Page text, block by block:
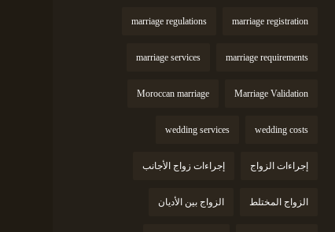
marriage registration
marriage regulations
marriage requirements
marriage services
Marriage Validation
Moroccan marriage
wedding costs
wedding services
إجراءات الزواج إجراءات زواج الأجانب
الزواج المختلط الزواج بين الأديان